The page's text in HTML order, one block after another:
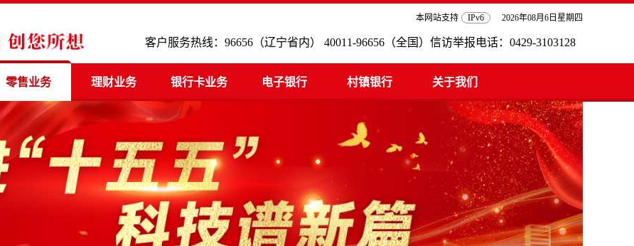
本网站支持 IPv6 2026年08月6日星期四
客户服务热线：96656（辽宁省内） 40011-96656（全国）信访举报电话：0429-3103128
零售业务 理财业务 银行卡业务 电子银行 村镇银行 关于我们